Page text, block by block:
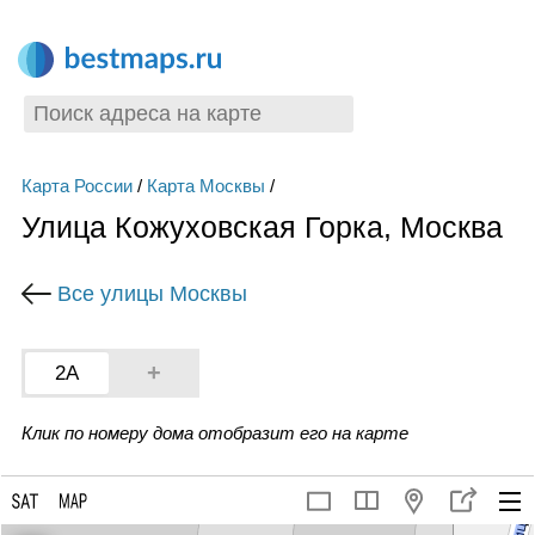
Карта России/ Карта Москвы /
Улица Кожуховская Горка, Москва
Все улицы Москвы
2А +
Клик по номеру дома отобразит его на карте